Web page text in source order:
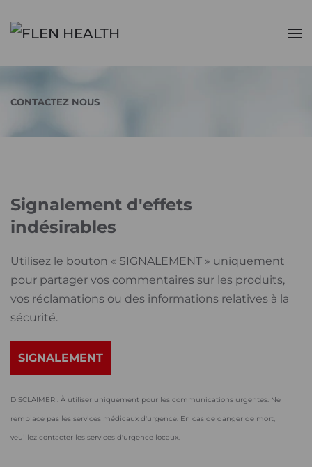
Accéder au contenu principal
CONTACTEZ NOUS
Signalement d'effets
indésirables
Utilisez le bouton « SIGNALEMENT » uniquement
pour partager vos commentaires sur les produits,
vos réclamations ou des informations relatives à la
sécurité.
SIGNALEMENT
DISCLAIMER : À utiliser uniquement pour les communications urgentes. Ne
remplace pas les services médicaux d'urgence. En cas de danger de mort,
veuillez contacter les services d'urgence locaux.